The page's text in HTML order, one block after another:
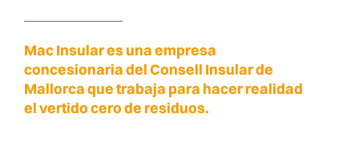
Mac Insular es una empresa
concesionaria del Consell Insular de
Mallorca que trabaja para hacer realidad
el vertido cero de residuos.